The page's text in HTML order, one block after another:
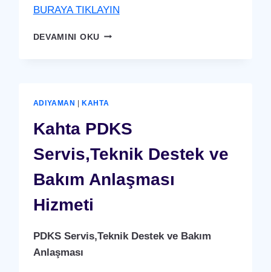
BURAYA TIKLAYIN
DEVAMINI OKUGÖLBAŞI
HIZMETI
ADIYAMAN |KAHTA
Kahta PDKS
Servis,Teknik Destek ve
Bakım Anlaşması
Hizmeti
PDKS Servis,Teknik Destek ve Bakım
Anlaşması